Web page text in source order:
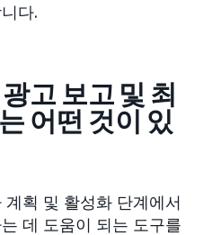
다.
고 보고 및 최
어떤 것이 있
획 및 활성화 단계에서
데 도움이 되는 도구를